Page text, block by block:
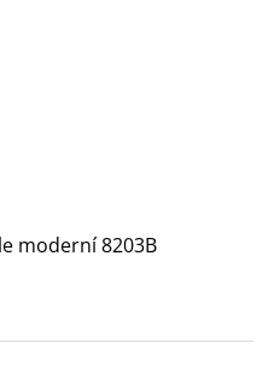
moderní 8203B